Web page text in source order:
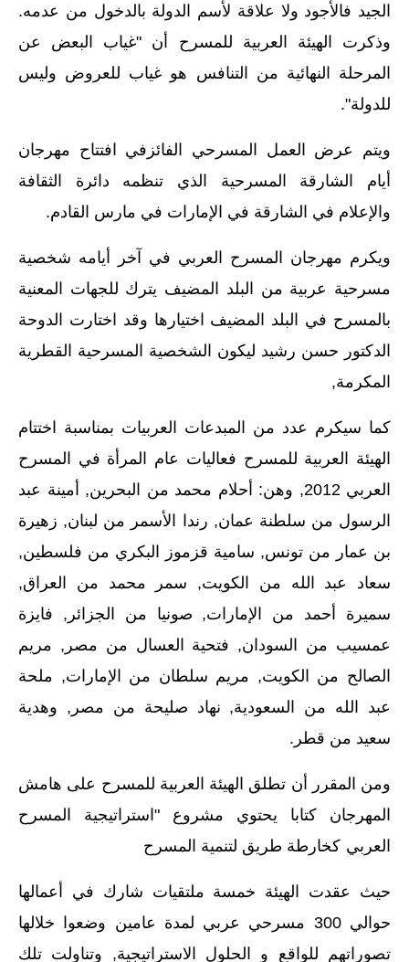
الجيد فالأجود ولا علاقة لأسم الدولة بالدخول من عدمه.
وذكرت الهيئة العربية للمسرح أن "غياب البعض عن
المرحلة النهائية من التنافس هو غياب للعروض وليس
للدولة".
ويتم عرض العمل المسرحي الفائزفي افتتاح مهرجان
أيام الشارقة المسرحية الذي تنظمه دائرة الثقافة
والإعلام في الشارقة في الإمارات في مارس القادم.
ويكرم مهرجان المسرح العربي في آخر أيامه شخصية
مسرحية عربية من البلد المضيف يترك للجهات المعنية
بالمسرح في البلد المضيف اختيارها وقد اختارت الدوحة
الدكتور حسن رشيد ليكون الشخصية المسرحية القطرية
المكرمة,
كما سيكرم عدد من المبدعات العربيات بمناسبة اختتام
الهيئة العربية للمسرح فعاليات عام المرأة في المسرح
العربي 2012, وهن: أحلام محمد من البحرين, أمينة عبد
الرسول من سلطنة عمان, رندا الأسمر من لبنان, زهيرة
بن عمار من تونس, سامية قزموز البكري من فلسطين,
سعاد عبد الله من الكويت, سمر محمد من العراق,
سميرة أحمد من الإمارات, صونيا من الجزائر, فايزة
عمسيب من السودان, فتحية العسال من مصر, مريم
الصالح من الكويت, مريم سلطان من الإمارات, ملحة
عبد الله من السعودية, نهاد صليحة من مصر, وهدية
سعيد من قطر.
ومن المقرر أن تطلق الهيئة العربية للمسرح على هامش
المهرجان كتابا يحتوي مشروع "استراتيجية المسرح
العربي كخارطة طريق لتنمية المسرح
حيث عقدت الهيئة خمسة ملتقيات شارك في أعمالها
حوالي 300 مسرحي عربي لمدة عامين وضعوا خلالها
تصوراتهم للواقع و الحلول الاستراتيجية, وتناولت تلك